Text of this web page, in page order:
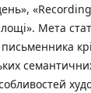
Мета